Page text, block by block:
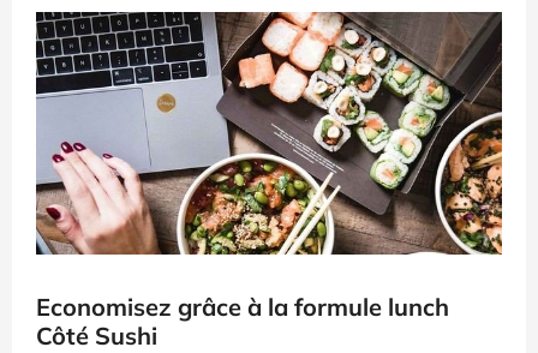
Economisez grâce à la formule lunch
Côté Sushi